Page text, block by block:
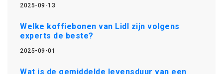
2025-09-13
Welke koffiebonen van Lidl zijn volgens
experts de beste?
2025-09-01
Wat is de gemiddelde levensduur van een